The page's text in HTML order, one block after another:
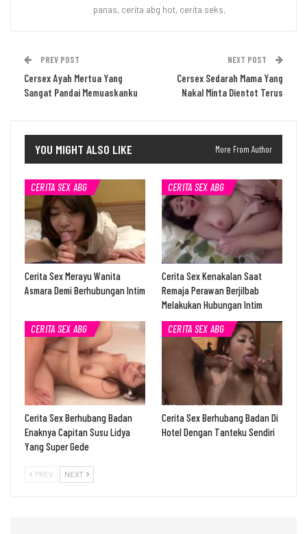
panas, cerita abg hot, cerita seks,
PREV POST
Cersex Ayah Mertua Yang
Sangat Pandai Memuaskanku
NEXT POST
Cersex Sedarah Mama Yang
Nakal Minta Dientot Terus
YOU MIGHT ALSO LIKE More From Author
CERITA SEX ABG
Cerita Sex Merayu Wanita
Asmara Demi Berhubungan Intim
CERITA SEX ABG
Cerita Sex Kenakalan Saat
Remaja Perawan Berjilbab
Melakukan Hubungan Intim
CERITA SEX ABG
Cerita Sex Berhubang Badan
Enaknya Capitan Susu Lidya
Yang Super Gede
CERITA SEX ABG
Cerita Sex Berhubang Badan Di
Hotel Dengan Tanteku Sendiri
PREV NEXT